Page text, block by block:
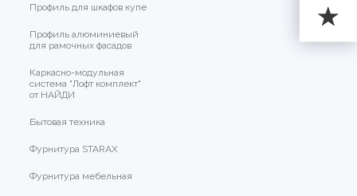
Профиль для шкафов купе
Профиль алюминиевый
для рамочных фасадов
Каркасно-модульная
система "Лофт комплект"
от НАЙДИ
Бытовая техника
Фурнитура STARAX
Фурнитура мебельная